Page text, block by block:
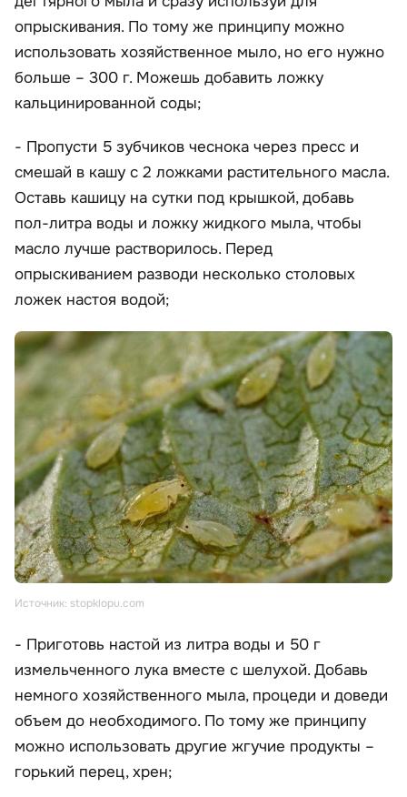
опрыскивания. По тому же принципу можно
использовать хозяйственное мыло, но его нужно
больше – 300 г. Можешь добавить ложку
кальцинированной соды;
- Пропусти 5 зубчиков чеснока через пресс и
смешай в кашу с 2 ложками растительного масла.
Оставь кашицу на сутки под крышкой, добавь
пол-литра воды и ложку жидкого мыла, чтобы
масло лучше растворилось. Перед
опрыскиванием разводи несколько столовых
ложек настоя водой;
Источник: stopklopu.com
- Приготовь настой из литра воды и 50 г
измельченного лука вместе с шелухой. Добавь
немного хозяйственного мыла, процеди и доведи
объем до необходимого. По тому же принципу
можно использовать другие жгучие продукты –
горький перец, хрен;